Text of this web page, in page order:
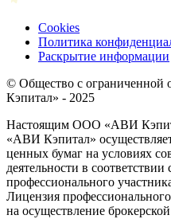
Cookies
Политика
Раскрытие информации
© Общество с ограниченной
Кэпитал» - 2025
Настоящим ООО «АВИ
«АВИ Кэпитал»
ценных бумаг на условиях
деятельности в
профессионального
Лицензия
на осуществление